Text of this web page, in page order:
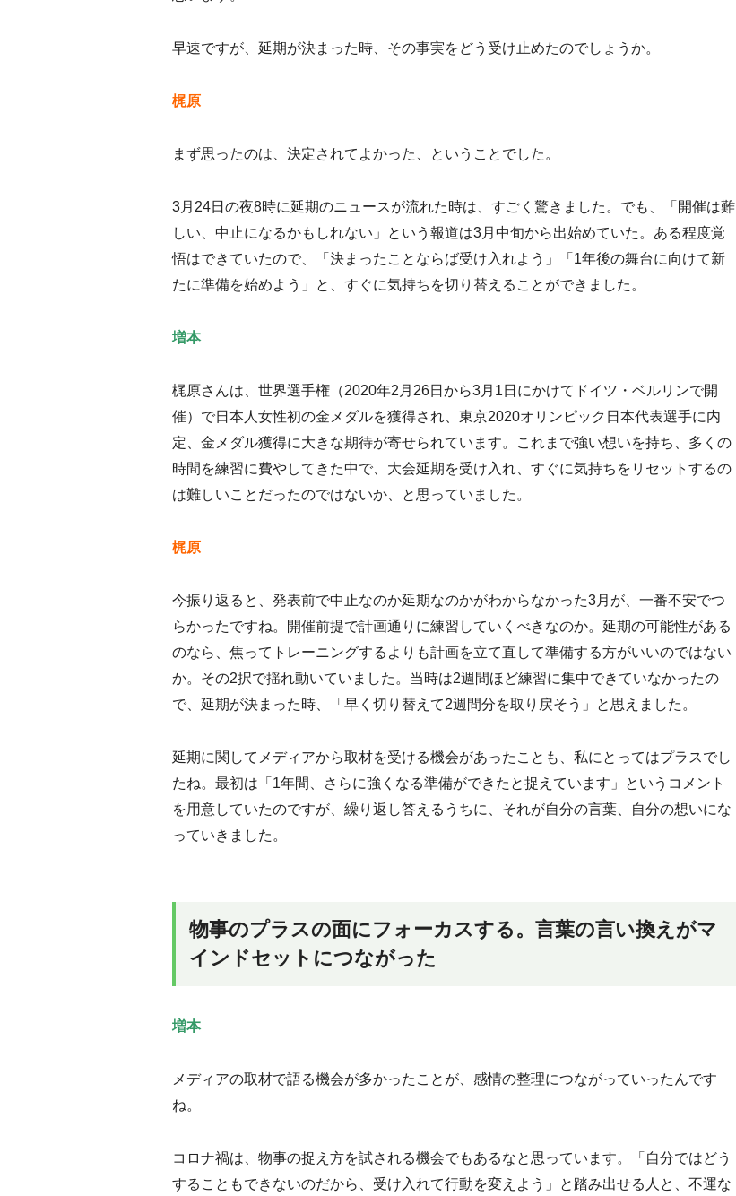
早速ですが、 延期が決まった時 、その事実をどう受け止めたのでしょうか。
梶原
まず思ったのは、決定されて よかった、ということでした。
3月24日の夜8時に延期のニュースが流れた時は、すごく驚きました。でも、「開催は難
しい、 中止になるかもしれない 」 という報道は3月中旬から出始めていた 。 ある程度覚
悟はできていたので、「 決まったことならば受け入れよう 」「 1年後の舞台に向けて新
たに準備を始めよう 」 と、すぐに気持ちを切り替え ることができました。
増本
梶原さんは、世界選手権（2020年2月26日から3月1日にかけてドイツ・ベルリンで開
催）で日本人女性初の金メダルを獲得され、東京2020オリンピック日本代表選手に内
定、金メダル獲得に大きな期待が寄せられています。これまで強い想いを持ち、多くの
時間を練習に費やしてきた中で、大会延期を受け入れ、すぐに気持ちをリセットするの
は難しいことだったのではないか、と思っていました。
梶原
今振り返ると、発表前で中止なのか延期なのかがわからなかった3月が、一番不安でつ
らかったですね。開催前提で計画通りに練習していくべきなのか。延期の可能性がある
のなら、焦ってトレーニングするよりも計画を立て直して準備する方がいいのではない
か。その2択で揺れ動いていました。当時は2週間ほど練習に集中できていなかったの
で、延期が決まった時、「早く切り替えて2週間分を取り戻そう」と思えました。
延期に関してメディアから取材を受ける機会があったことも、私にとってはプラスでし
たね。最初は「1年間、さらに強くなる準備ができたと捉えています」というコメント
を用意していたのですが、繰り返し答えるうちに、それが自分の言葉、自分の想いにな
っていきました。
物事のプラスの面にフォーカスする。言葉の言い換えがマ
インドセットにつながった
増本
メディアの取材で語る機会が多かったことが、感情の整理につながっていったんです
ね。
コロナ禍は、物事の捉え方を試される機会でもあるなと思っています。「自分ではどう
することもできないのだから、受け入れて行動を変えよう」と踏み出せる人と、不運な